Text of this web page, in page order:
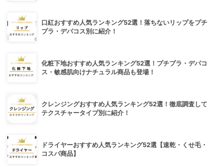
口紅おすすめ人気ランキング52選！落ちないリップをプチ
プラ・デパコス別に紹介！
化粧下地おすすめ人気ランキング52選！プチプラ・デパコ
ス・敏感肌向けナチュラル商品も登場！
クレンジングおすすめ人気ランキング52選！徹底調査して
テクスチャータイプ別に紹介！
ドライヤーおすすめ人気ランキング52選【速乾・くせ毛・
コスパ商品】